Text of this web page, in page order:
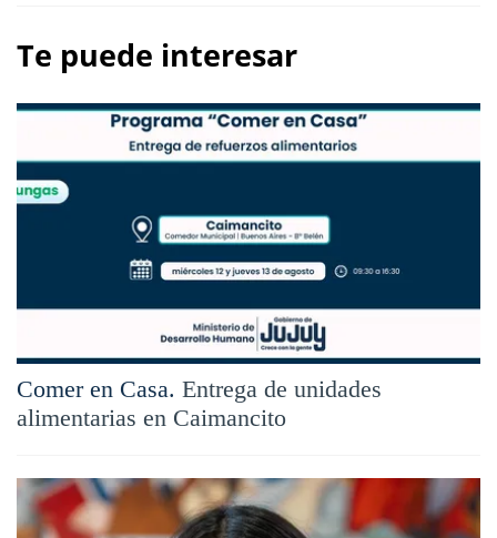
Te puede interesar
Comer en Casa. Entrega de unidades
alimentarias en Caimancito